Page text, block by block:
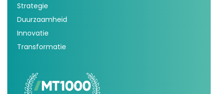
Strategie
Duurzaamheid
Innovatie
Transformatie